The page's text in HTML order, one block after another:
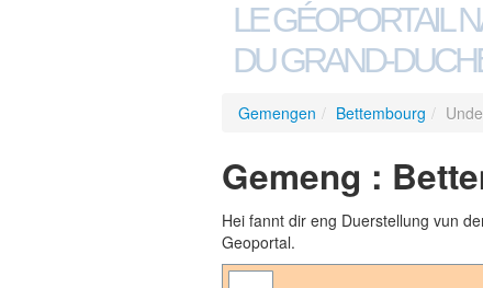
LE GÉOPORTAIL
DU GRAND-
Gemengen / Bettembourg /
Gemeng :
Hei fannt dir eng Duerstellung vun
Geoportal.